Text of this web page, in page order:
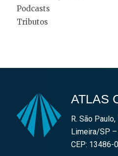
Podcasts
Tributos
ATLAS
R. São
Limeira/SP
CEP: 13486-